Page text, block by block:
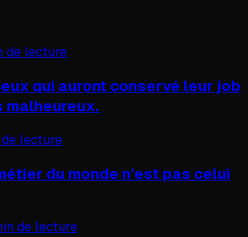
de lecture
qui auront conservé leur job
malheureux.
lecture
du monde n'est pas celui
de lecture